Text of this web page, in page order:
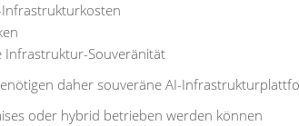
Infrastruktur-Souveränität
daher souveräne AI-
oder hybrid betrieben werden können